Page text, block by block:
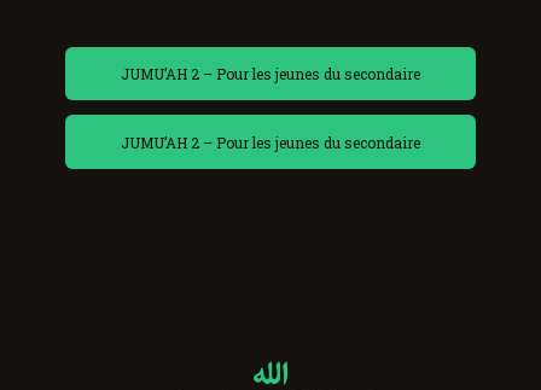
JUMU’AH 2 – Pour les jeunes du secondaire
JUMU’AH 2 – Pour les jeunes du secondaire